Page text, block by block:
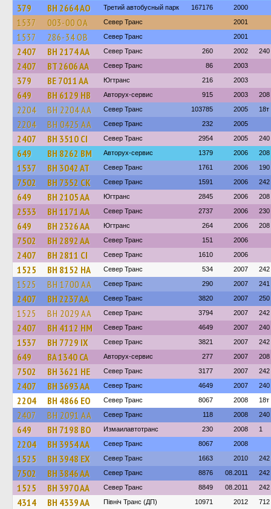
379 BH 2664 AO Третий автобусный парк 167176 2000
1537 003-00 ОА Север Транс 2001
1537 286-34 ОВ Север Транс 2001
2407 BH 2174 AA Север Транс 260 2002 240
2407 BT 2606 AA Север Транс 86 2003
379 BE 7011 AA Югтранс 216 2003
649 BH 6129 HB Авторух-сервис 915 2003 208
2204 BH 2204 AA Север Транс 103785 2005 18т
2204 BH 0425 AA Север Транс 232 2005
2407 BH 3510 CI Север Транс 2954 2005 240
649 BH 8262 BM Авторух-сервис 1379 2006 208
1537 BH 3042 AT Север Транс 1761 2006 190
7502 BH 7352 CK Север Транс 1591 2006 242
649 BH 2105 AA Югтранс 2845 2006 208
2533 BH 1171 AA Север Транс 2737 2006 230
649 BH 2326 AA Югтранс 264 2006 208
7502 BH 2892 AA Север Транс 151 2006
2407 BH 2811 CI Север Транс 1610 2006
1525 BH 8152 HA Север Транс 534 2007 242
1525 BH 1700 AA Север Транс 290 2007 241
2407 BH 2237 AA Север Транс 3820 2007 250
1525 BH 2029 AA Север Транс 3794 2007 242
2407 BH 4112 HM Север Транс 4649 2007 240
1537 BH 7729 IX Север Транс 3821 2007 242
649 BA 1340 CA Авторух-сервис 277 2007 208
7502 BH 3621 HE Север Транс 3177 2007 242
2407 BH 3693 AA Север Транс 4649 2007 240
2204 BH 4866 EO Север Транс 8067 2008 18т
2407 BH 2091 AA Север Транс 118 2008 240
649 BH 7198 BO Измаилавтотранс 230 2008 1
2204 BH 3954 AA Север Транс 8067 2008
1525 BH 3948 EX Север Транс 1663 2010 242
7502 BH 3846 AA Север Транс 8876 08.2011 242
1525 BH 3970 AA Север Транс 8849 08.2011 242
4314 BH 4339 AA Північ Транс (ДП) 10971 2012 712